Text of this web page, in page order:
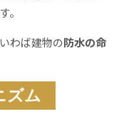
。
わば建物の防水の命
ズム